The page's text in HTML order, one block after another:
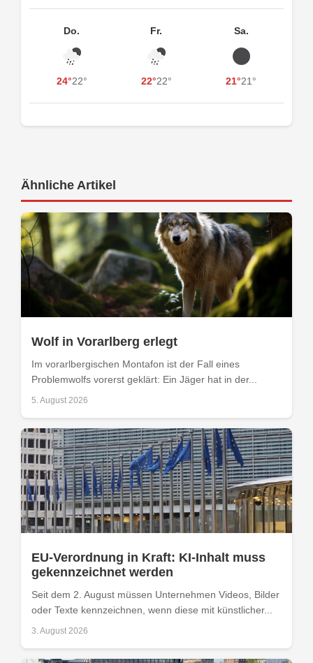
Do.
24°22°
Fr.
22°22°
Sa.
21°21°
Ähnliche Artikel
Wolf in Vorarlberg erlegt
Im vorarlbergischen Montafon ist der Fall eines
Problemwolfs vorerst geklärt: Ein Jäger hat in der...
5. August 2026
EU-Verordnung in Kraft: KI-Inhalt muss
gekennzeichnet werden
Seit dem 2. August müssen Unternehmen Videos, Bilder
oder Texte kennzeichnen, wenn diese mit künstlicher...
3. August 2026